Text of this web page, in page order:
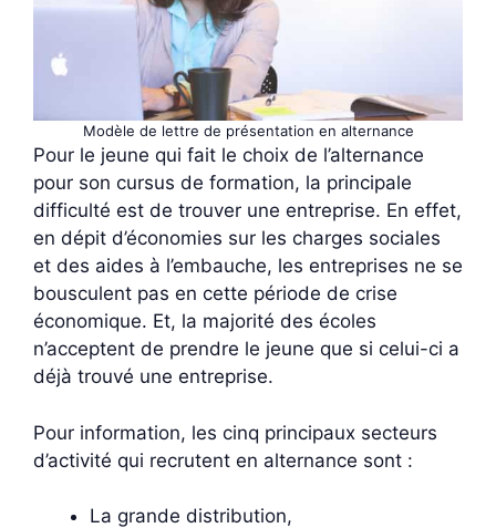
Modèle de lettre de présentation en alternance
Pour le jeune qui fait le choix de l’alternance
pour son cursus de formation, la principale
difficulté est de trouver une entreprise. En effet,
en dépit d’économies sur les charges sociales
et des aides à l’embauche, les entreprises ne se
bousculent pas en cette période de crise
économique. Et, la majorité des écoles
n’acceptent de prendre le jeune que si celui-ci a
déjà trouvé une entreprise.
Pour information, les cinq principaux secteurs
d’activité qui recrutent en alternance sont :
La grande distribution,